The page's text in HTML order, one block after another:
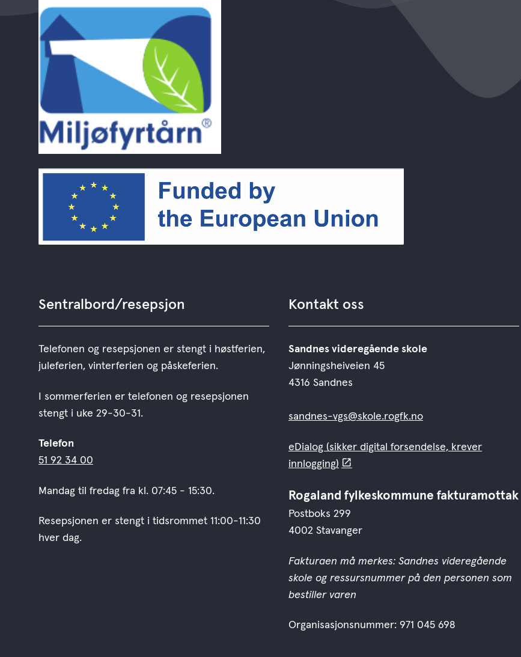
Sentralbord/resepsjon
Telefonen og resepsjonen er stengt i høstferien,
juleferien, vinterferien og påskeferien.
I sommerferien er telefonen og resepsjonen
stengt i uke 29-30-31.
Telefon
51 92 34 00
Mandag til fredag fra kl. 07:45 - 15:30.
Resepsjonen er stengt i tidsrommet 11:00-11:30
hver dag.
Kontakt oss
Sandnes videregående skole
Jønningsheiveien 45
4316 Sandnes
sandnes-vgs@skole.rogfk.no
eDialog (sikker digital forsendelse, krever
innlogging)
Rogaland fylkeskommune fakturamottak
Postboks 299
4002 Stavanger
Fakturaen må merkes: Sandnes videregående
skole og ressursnummer på den personen som
bestiller varen
Organisasjonsnummer: 971 045 698